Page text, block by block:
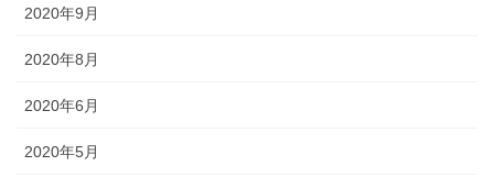
2020年9月
2020年8月
2020年6月
2020年5月
せて、企業や団体の工夫を凝らした踊り流しも見どころ。